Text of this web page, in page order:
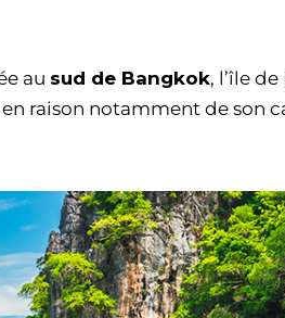
au sud de Bangkok, l’île
raison notamment de son